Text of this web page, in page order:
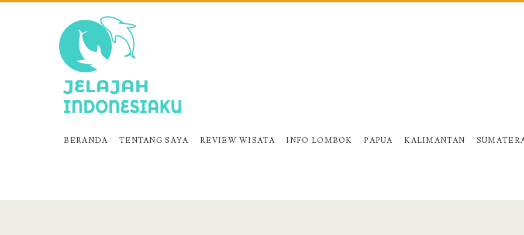
BERANDA TENTANG SAYA REVIEW WISATA INFO LOMBOK PAPUA KALIMANTAN